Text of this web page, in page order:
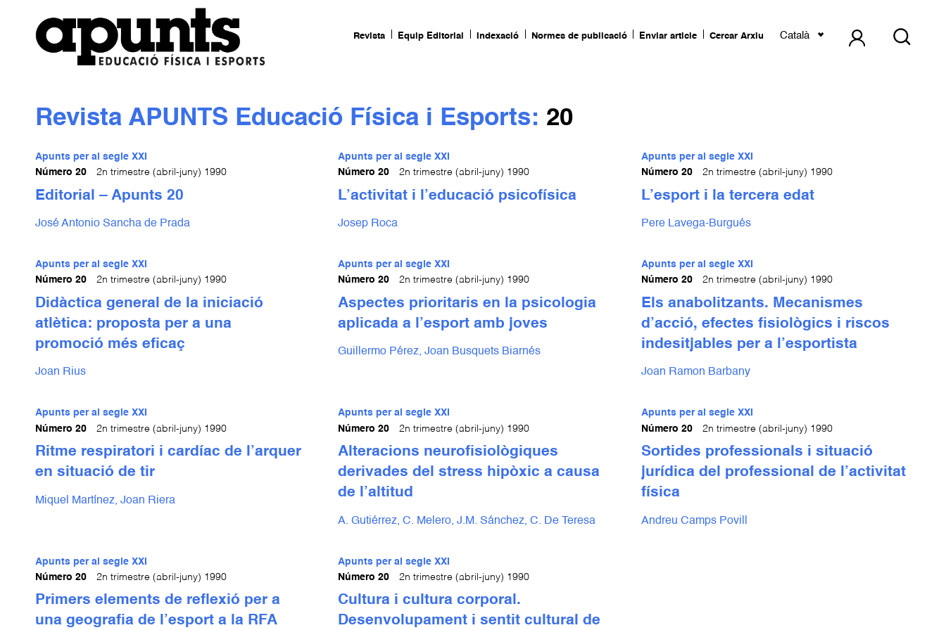
Revista Equip Editorial Indexació Normes de publicació Enviar article Cercar Arxiu Català
Revista APUNTS Educació Física i Esports: 20
Apunts per al segle XXI
Número 20
2n trimestre (abril-juny) 1990
Editorial – Apunts 20
José Antonio Sancha de Prada
Apunts per al segle XXI
Número 20
2n trimestre (abril-juny) 1990
L’activitat i l’educació psicofísica
Josep Roca
Apunts per al segle XXI
Número 20
2n trimestre (abril-juny) 1990
L’esport i la tercera edat
Pere Lavega-Burgués
Apunts per al segle XXI
Número 20
2n trimestre (abril-juny) 1990
Didàctica general de la iniciació
atlètica: proposta per a una
promoció més eficaç
Joan Rius
Apunts per al segle XXI
Número 20
2n trimestre (abril-juny) 1990
Aspectes prioritaris en la psicologia
aplicada a l’esport amb joves
Guillermo Pérez, Joan Busquets Biarnés
Apunts per al segle XXI
Número 20
2n trimestre (abril-juny) 1990
Els anabolitzants. Mecanismes
d’acció, efectes fisiològics i riscos
indesitjables per a l’esportista
Joan Ramon Barbany
Apunts per al segle XXI
Número 20
2n trimestre (abril-juny) 1990
Ritme respiratori i cardíac de l’arquer
en situació de tir
Miquel Martínez, Joan Riera
Apunts per al segle XXI
Número 20
2n trimestre (abril-juny) 1990
Alteracions neurofisiològiques
derivades del stress hipòxic a causa
de l’altitud
A. Gutiérrez, C. Melero, J.M. Sánchez, C. De Teresa
Apunts per al segle XXI
Número 20
2n trimestre (abril-juny) 1990
Sortides professionals i situació
jurídica del professional de l’activitat
física
Andreu Camps Povill
Apunts per al segle XXI
Número 20
2n trimestre (abril-juny) 1990
Primers elements de reflexió per a
una geografia de l’esport a la RFA
Apunts per al segle XXI
Número 20
2n trimestre (abril-juny) 1990
Cultura i cultura corporal.
Desenvolupament i sentit cultural de